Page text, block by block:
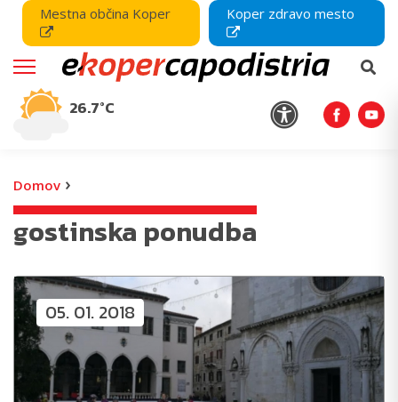
Mestna občina Koper Koper zdravo mesto
26.7°C
Domov ›
gostinska ponudba
05. 01. 2018